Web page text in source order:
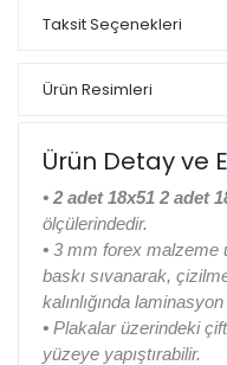
Taksit Seçenekleri
Ürün Resimleri
Ürün Detay ve
• 2 adet 18x51 2 adet
ölçülerindedir.
• 3 mm forex malzeme
baskı sıvanarak,
kalınlığında
• Plakalar üzerindeki
yüzeye yapıştırabilir.